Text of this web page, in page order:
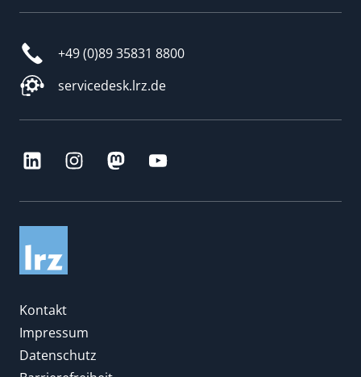
+49 (0)89 35831 8800
servicedesk.lrz.de
Kontakt
Impressum
Datenschutz